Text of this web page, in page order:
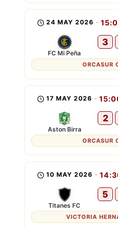
24 MAY 2026 -
FC Mi Peña
3
ORCASUR
17 MAY 2026 -
Aston Birra
2
ORCASUR
10 MAY 2026 -
Titanes FC
5
VICTORIA